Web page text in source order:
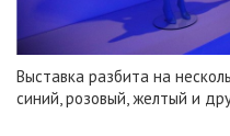
Выставка разбита на
синий, розовый, желтый и